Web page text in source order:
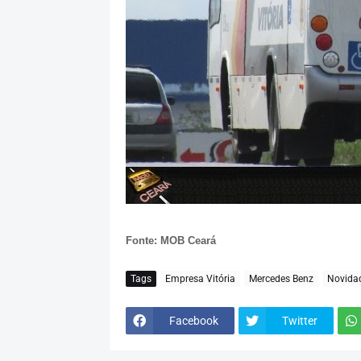
Fonte: MOB Ceará
Tags Empresa Vitória Mercedes Benz
Facebook Twitter